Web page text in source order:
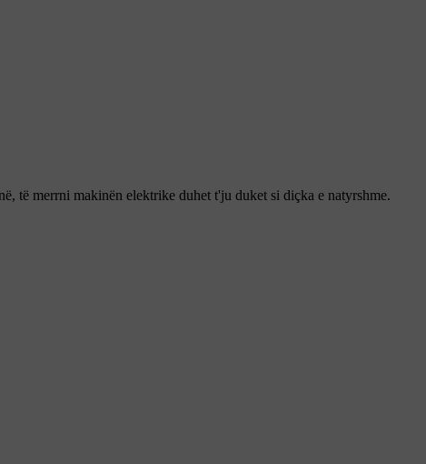
të merrni makinën elektrike duhet t'ju duket si diçka e natyrshme.